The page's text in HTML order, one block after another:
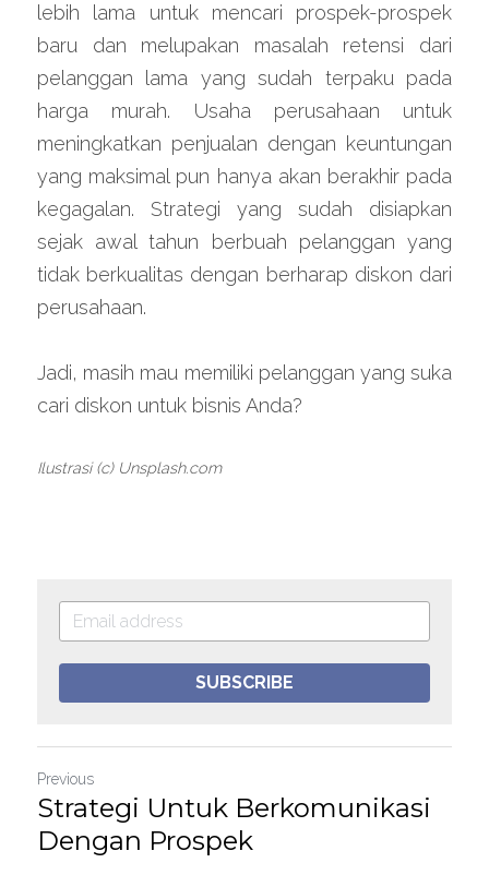
lebih lama untuk mencari prospek-prospek
baru dan melupakan masalah retensi dari
pelanggan lama yang sudah terpaku pada
harga murah. Usaha perusahaan untuk
meningkatkan penjualan dengan keuntungan
yang maksimal pun hanya akan berakhir pada
kegagalan. Strategi yang sudah disiapkan
sejak awal tahun berbuah pelanggan yang
tidak berkualitas dengan berharap diskon dari
perusahaan.
Jadi, masih mau memiliki pelanggan yang suka
cari diskon untuk bisnis Anda?
Ilustrasi (c) Unsplash.com
SUBSCRIBE
Previous
Strategi Untuk Berkomunikasi
Dengan Prospek